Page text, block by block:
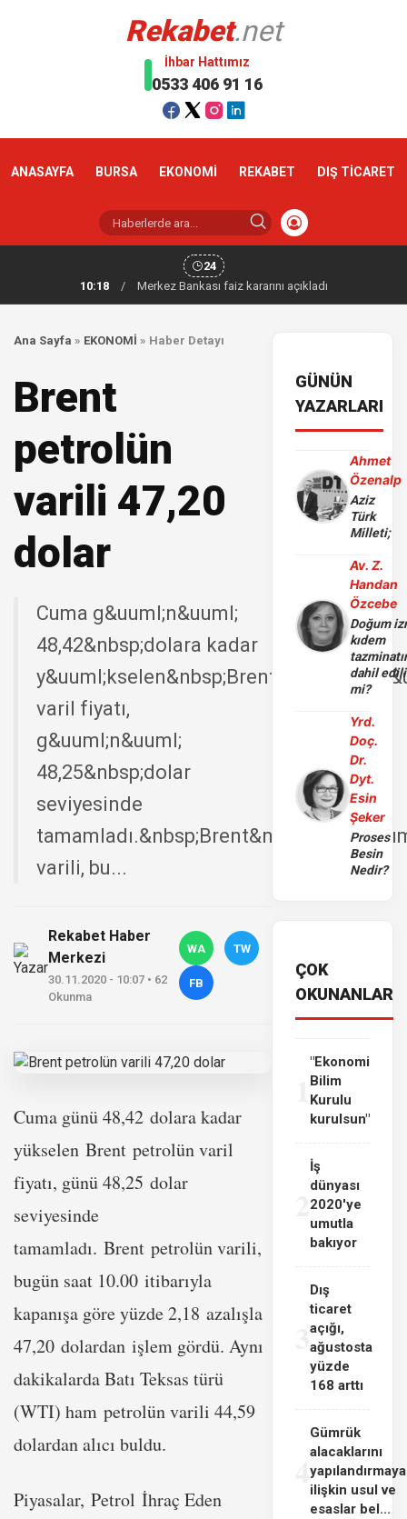
Rekabet.net
İhbar Hattımız
0533 406 91 16
ANASAYFA BURSA EKONOMİ REKABET DIŞ TİCARET
24
10:18
/ Merkez Bankası faiz kararını açıkladı
Ana Sayfa » EKONOMİ » Haber Detayı
Brent
petrolün
varili 47,20
dolar
Cuma g&uuml;n&uuml;
48,42&nbsp;dolara kadar
varil fiyatı,
g&uuml;n&uuml;
48,25&nbsp;dolar
seviyesinde
varili, bu...
Rekabet Haber
Merkezi
30.11.2020 - 10:07 • 62
Okunma
WA TW
FB
Cuma günü 48,42 dolara kadar
yükselen Brent petrolün varil
fiyatı, günü 48,25 dolar
seviyesinde
tamamladı. Brent petrolün varili,
bugün saat 10.00 itibarıyla
kapanışa göre yüzde 2,18 azalışla
47,20 dolardan işlem gördü. Aynı
dakikalarda Batı Teksas türü
(WTI) ham petrolün varili 44,59
dolardan alıcı buldu.
Piyasalar, Petrol İhraç Eden
GÜNÜN
YAZARLARI
Ahmet
Özenalp
Aziz
Türk
Milleti;
Av. Z.
Handan
Özcebe
Doğum
kıdem
dahil
mi?
Yrd.
Doç.
Dr.
Dyt.
Esin
Şeker
Proses
Besin
Nedir?
ÇOK
OKUNANLAR
"Ekonomi
Bilim
Kurulu
kurulsun"
İş
dünyası
2020'ye
umutla
bakıyor
3
Dış
ticaret
açığı,
ağustosta
yüzde
168 arttı
4
Gümrük
alacaklarını
yapılandırmaya
ilişkin usul ve
esaslar bel...